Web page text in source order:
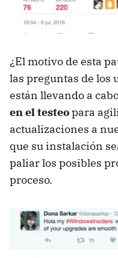
¿El motivo de esta
las preguntas de los
están llevando a
en el testeopara
actualizaciones a
que su instalación
paliar los posibles
proceso.